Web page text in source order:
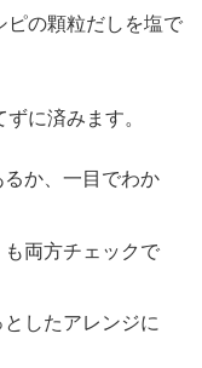
ピの顆粒だしを塩で
に済みます。
か、一目でわか
も両方チェックで
したアレンジに